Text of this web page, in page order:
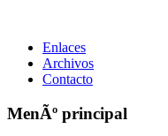
Enlaces
Archivos
Contacto
MenÃº principal